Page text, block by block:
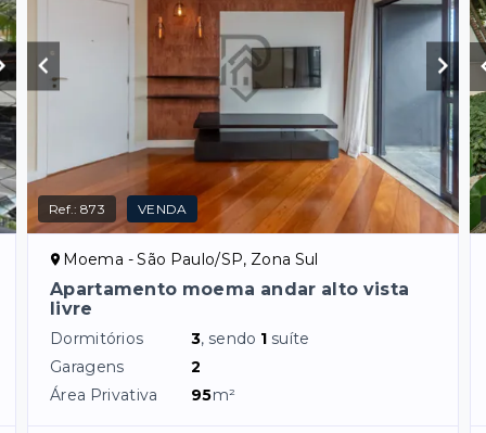
Ref.:873 VENDA
Moema - São Paulo/SP, Zona Sul
Apartamento moema andar alto vista
livre
Dormitórios 3, sendo 1 suíte
Garagens
2
Área Privativa
95m²